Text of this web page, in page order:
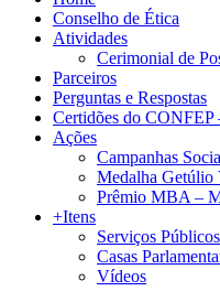
Conselho de Ética
Atividades
Cerimonial de
Parceiros
Perguntas e Respostas
Certidões do CONFEP
Ações
Campanhas
Medalha Getúlio
Prêmio MBA –
+Itens
Serviços Públicos
Casas
Vídeos